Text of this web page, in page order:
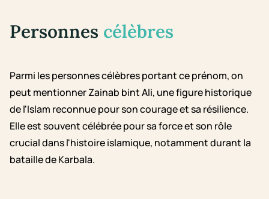
Personnes célèbres
Parmi les personnes célèbres portant ce prénom, on
peut mentionner Zainab bint Ali, une figure historique
de l'Islam reconnue pour son courage et sa résilience.
Elle est souvent célébrée pour sa force et son rôle
crucial dans l'histoire islamique, notamment durant la
bataille de Karbala.